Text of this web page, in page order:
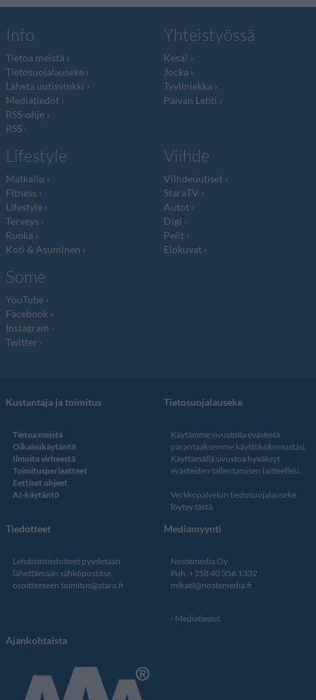
Info
Tietoa meistä
Tietosuojalauseke
Lähetä uutisvinkki
Mediatiedot
RSS-ohje
RSS
Yhteistyössä
Kesä!
Jocka
Tyyliniekka
Päivän Lehti
Lifestyle
Matkailu
Fitness
Lifestyle
Terveys
Ruoka
Koti & Asuminen
Viihde
Viihdeuutiset
StaraTV
Autot
Digi
Pelit
Elokuvat
Some
YouTube
Facebook
Instagram
Twitter
Kustantaja ja toimitus
Tietoa meistä
Oikaisukäytäntö
Ilmoita virheestä
Toimitusperiaatteet
Eettiset ohjeet
AI-käytäntö
Tietosuojalauseke
Käytämme sivustolla evästeitä
parantaaksemme käyttökokemustasi.
Käyttämällä sivustoa hyväksyt
evästeiden tallentamisen laitteellesi.
Verkkopalvelun tiedosuojalauseke
löytyy tästä.
Tiedotteet
Lehdistötiedotteet pyydetään
lähettämään sähköpostitse
osoitteeseen toimitus@stara.fi
Mediamyynti
Nostemedia Oy
Puh. +358 40 356 1332
mikael@nostemedia.fi
Mediatiedot
Ajankohtaista